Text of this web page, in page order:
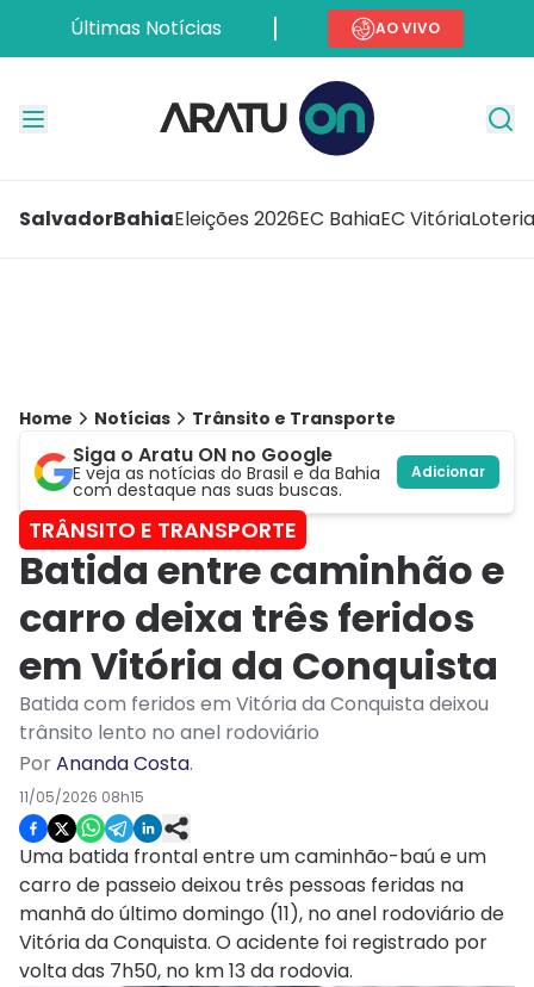
Últimas Notícias AO VIVO
SalvadorBahiaEleições 2026EC BahiaEC Vitória
Home Notícias Trânsito e Transporte
Siga o Aratu ON no Google
E veja as notícias do Brasil e da Bahia
com destaque nas suas buscas.
Adicionar
TRÂNSITO E TRANSPORTE
Batida entre caminhão e
carro deixa três feridos
em Vitória da Conquista
Batida com feridos em Vitória da Conquista deixou
trânsito lento no anel rodoviário
PorAnanda Costa.
11/05/2026 08h15
Uma batida frontal entre um caminhão-baú e um
carro de passeio deixou três pessoas feridas na
manhã do último domingo (11), no anel rodoviário de
Vitória da Conquista. O acidente foi registrado por
volta das 7h50, no km 13 da rodovia.